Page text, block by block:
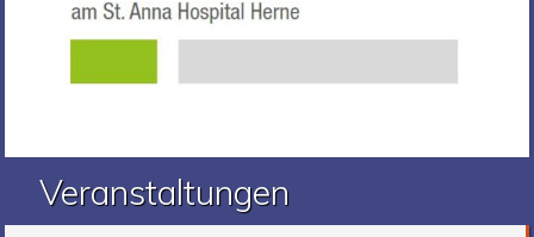
Veranstaltungen